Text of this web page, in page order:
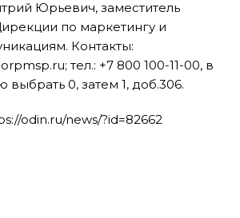
Юрьевич, заместитель
по маркетингу и
Контакты:
тел.: +7 800 100-11-00, в
0, затем 1, доб.306.
odin.ru/news/?id=82662